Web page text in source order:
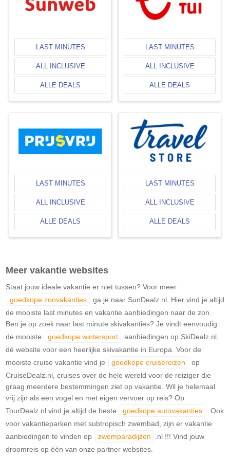
LAST MINUTES
ALL INCLUSIVE
ALLE DEALS
LAST MINUTES
ALL INCLUSIVE
ALLE DEALS
LAST MINUTES
ALL INCLUSIVE
ALLE DEALS
LAST MINUTES
ALL INCLUSIVE
ALLE DEALS
Meer vakantie websites
Staat jouw ideale vakantie er niet tussen? Voor meer
goedkope zonvakanties
ga je naar SunDealz.nl. Hier vind je altijd
de mooiste last minutes en vakantie aanbiedingen naar de zon.
Ben je op zoek naar last minute skivakanties? Je vindt eenvoudig
de mooiste
goedkope wintersport
aanbiedingen op SkiDealz.nl,
dé website voor een heerlijke skivakantie in Europa. Voor de
mooiste cruise vakantie vind je
goedkope cruisereizen
op
CruiseDealz.nl, cruises over de hele wereld voor de reiziger die
graag meerdere bestemmingen ziet op vakantie. Wil je helemaal
vrij zijn als een vogel en met eigen vervoer op reis? Op
TourDealz.nl vind je altijd de beste
goedkope autovakanties
. Ook
voor vakantieparken met subtropisch zwembad, zijn er vakantie
aanbiedingen te vinden op
zwemparadijzen
.nl !!! Vind jouw
droomreis op één van onze partner websites.